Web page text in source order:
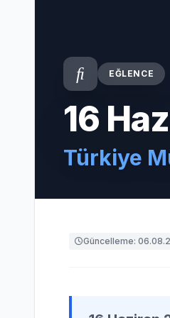
EĞLENCE
16
Türkiye
Güncelleme: